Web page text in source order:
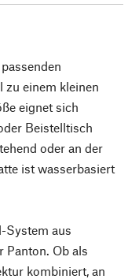
zu einem kleinen
eignet sich
Beistelltisch
oder an der
ist wasserbasiert
System aus
Panton. Ob als
kombiniert, an